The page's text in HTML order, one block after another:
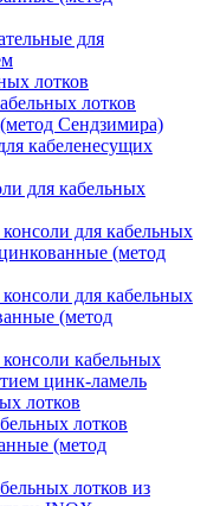
для
лотков
лотков
Сендзимира)
кабеленесущих
для кабельных
для кабельных
(метод
для кабельных
(метод
кабельных
цинк-ламель
лотков
лотков
(метод
лотков из